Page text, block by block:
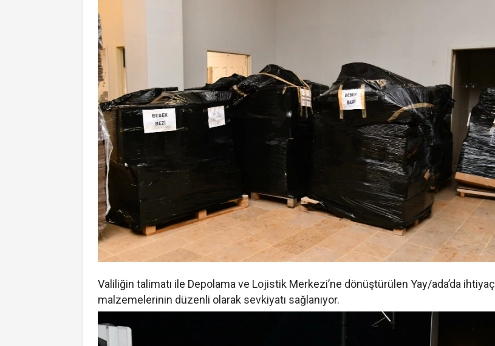
Valiliğin talimatı ile Depolama ve Lojistik Merkezi’ne dönüştürülen Yay/ada’da ihtiyaç
malzemelerinin düzenli olarak sevkiyatı sağlanıyor.